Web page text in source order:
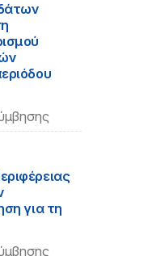
για τη